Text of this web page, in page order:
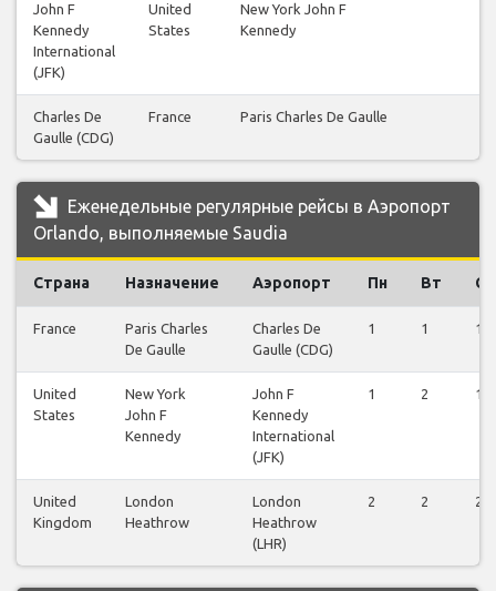
John F
Kennedy
International
(JFK)
United
States
New York John F
Kennedy
Charles De
Gaulle (CDG)
France Paris Charles De Gaulle
Еженедельные регулярные рейсы в Аэропорт
Orlando, выполняемые Saudia
Страна Назначение Аэропорт Пн Вт Ср
France
Paris Charles
De Gaulle
Charles De
Gaulle (CDG)
1 1 1
United
States
New York
John F
Kennedy
John F
Kennedy
International
(JFK)
1 2 1
United
Kingdom
London
Heathrow
London
Heathrow
(LHR)
2 2 2